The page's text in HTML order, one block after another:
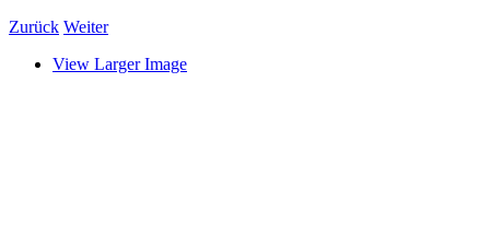
Zurück Weiter
View Larger Image